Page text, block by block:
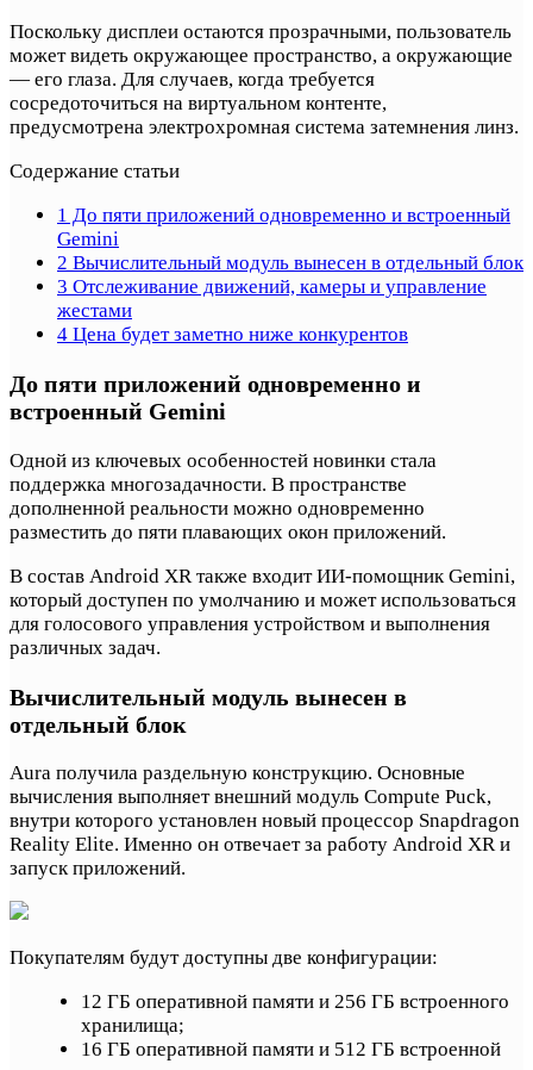
Поскольку дисплеи остаются прозрачными, пользователь
может видеть окружающее пространство, а окружающие
— его глаза. Для случаев, когда требуется
сосредоточиться на виртуальном контенте,
предусмотрена электрохромная система затемнения линз.
Содержание статьи
1 До пяти приложений одновременно и встроенный
Gemini
2 Вычислительный модуль вынесен в отдельный блок
3 Отслеживание движений, камеры и управление
жестами
4 Цена будет заметно ниже конкурентов
До пяти приложений одновременно и
встроенный Gemini
Одной из ключевых особенностей новинки стала
поддержка многозадачности. В пространстве
дополненной реальности можно одновременно
разместить до пяти плавающих окон приложений.
В состав Android XR также входит ИИ-помощник Gemini,
который доступен по умолчанию и может использоваться
для голосового управления устройством и выполнения
различных задач.
Вычислительный модуль вынесен в
отдельный блок
Aura получила раздельную конструкцию. Основные
вычисления выполняет внешний модуль Compute Puck,
внутри которого установлен новый процессор Snapdragon
Reality Elite. Именно он отвечает за работу Android XR и
запуск приложений.
Покупателям будут доступны две конфигурации:
12 ГБ оперативной памяти и 256 ГБ встроенного
хранилища;
16 ГБ оперативной памяти и 512 ГБ встроенной